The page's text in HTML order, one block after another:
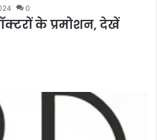
0
के प्रमोशन, देखें